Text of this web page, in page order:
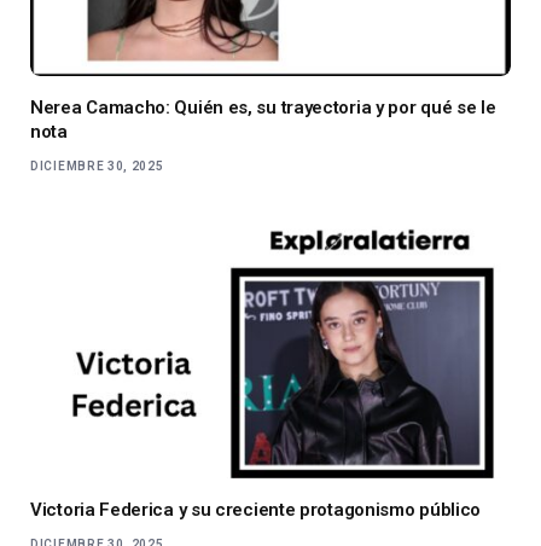
Nerea Camacho: Quién es, su trayectoria y por qué se le
nota
DICIEMBRE 30, 2025
Victoria Federica y su creciente protagonismo público